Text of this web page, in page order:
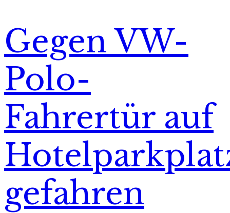
Gegen VW-
Polo-
Fahrertür auf
gefahren